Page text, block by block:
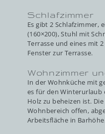
Schlafzimmer
Es gibt 2 Schlafzimmer,
(160×200), Stuhl mit
Terrasse und eines mit
Fenster zur Terrasse.
Wohnzimmer
In der Wohnküche mit
es für den Winterurlaub
Holz zu beheizen ist.
Wohnbereich offen,
Arbeitsfläche in